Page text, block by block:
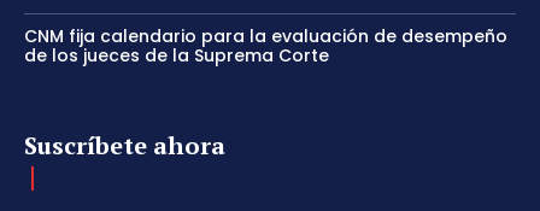
CNM fija calendario para la evaluación de desempeño
de los jueces de la Suprema Corte
Suscríbete ahora